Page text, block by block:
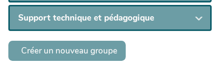
Support technique et pédagogique
Créer un nouveau groupe